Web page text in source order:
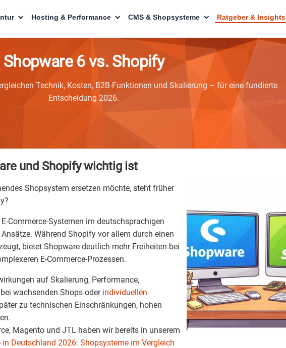
Hosting & Performance CMS & Shopsysteme Ratgeber & Insights
Shopware 6 vs. Shopify
Technik, Kosten, B2B-Funktionen und Skalierung – für eine fundierte
Entscheidung 2026.
und Shopify wichtig ist
Shopsystem ersetzen möchte, steht früher
Commerce-Systemen im deutschsprachigen
Während Shopify vor allem durch einen
bietet Shopware deutlich mehr Freiheiten bei
E-Commerce-Prozessen.
auf Skalierung, Performance,
wachsenden Shops oder individuellen
zu technischen Einschränkungen, hohen
Magento und JTL haben wir bereits in unserem
Deutschland 2026: Shopsysteme im Vergleich